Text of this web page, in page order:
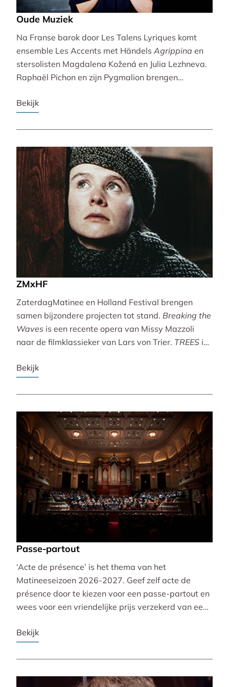
Oude Muziek
Na Franse barok door Les Talens Lyriques komt
ensemble Les Accents met Händels Agrippina en
stersolisten Magdalena Kožená en Julia Lezhneva.
Raphaël Pichon en zijn Pygmalion brengen
Bachvereniging en blokfluitiste Lucie Horsch spelen
Wantenaar, op historische instrumenten! De serie
Andrea Marcon.
Bekijk
ZMxHF
ZaterdagMatinee en Holland Festival brengen
samen bijzondere projecten tot stand. Breaking the
Waves is een recente opera van Missy Mazzoli
naar de filmklassieker van Lars von Trier. TREES is
met live muziek van Caroline Shaw (Pulitzer Prize &
Bekijk
Passe-partout
‘Acte de présence’ is het thema van het
Matineeseizoen 2026-2027. Geef zelf acte de
présence door te kiezen voor een passe-partout en
wees voor een vriendelijke prijs verzekerd van een
Bekijk